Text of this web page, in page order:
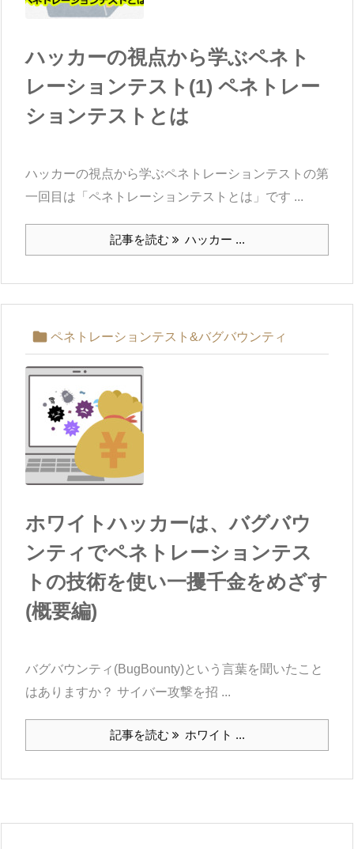
ハッカーの視点から学ぶペネト
レーションテスト(1) ペネトレー
ションテストとは
ハッカーの視点から学ぶペネトレーションテストの第
一回目は「ペネトレーションテストとは」です ...
記事を読む ハッカー ...
 ペネトレーションテスト&バグバウンティ
ホワイトハッカーは、バグバウ
ンティでペネトレーションテス
トの技術を使い一攫千金をめざす
(概要編)
バグバウンティ(BugBounty)という言葉を聞いたこと
はありますか？ サイバー攻撃を招 ...
記事を読む ホワイト ...